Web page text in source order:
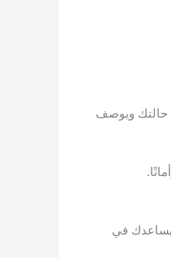
حالتك ويوصف
يساعدك في